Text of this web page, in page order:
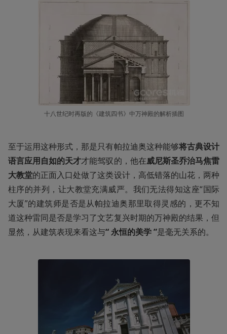
十八世纪时再版的《建筑四书》中万神殿的解析插图
至于运用这种形式，那是只有帕拉迪奥这种能够将古典设计
语言应用自如的天才才能驾驭的，他在威尼斯圣乔治马焦雷
大教堂的正面入口处做了这类设计，高低错落的山花，两种
柱序的并列，让大教堂充满威严。我们无法得知这座“国际
大厦”的建筑师是否是从帕拉迪奥那里取得灵感的，更不知
道这种雷同是否是学习了文艺复兴时期的万神殿的结果，但
显然，从建筑表现来看这与“ 永恒的美学 ”是毫无关系的。